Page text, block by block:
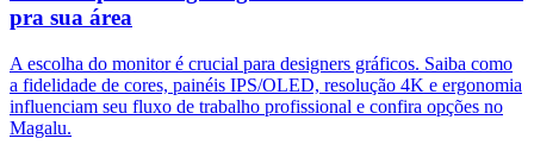
pra sua área
A escolha do monitor é crucial para designers gráficos. Saiba como
a fidelidade de cores, painéis IPS/OLED, resolução 4K e ergonomia
influenciam seu fluxo de trabalho profissional e confira opções no
Magalu.